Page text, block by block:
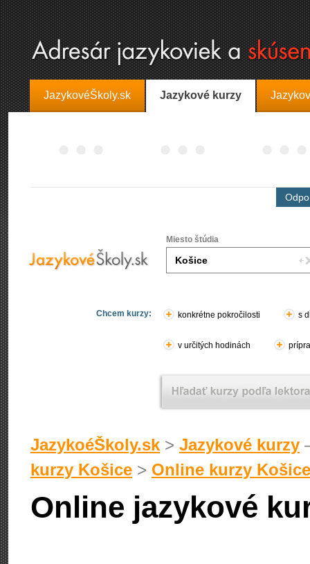
JazykovéŠkoly.sk Jazykové kurzy
Miesto štúdia
Chcem kurzy: konkrétne pokročilosti s
v určitých hodinách
JazykoéŠkoly.sk > Jazykové kurzy
kurzy Košice > Online kurzy Košice
Online jazykové